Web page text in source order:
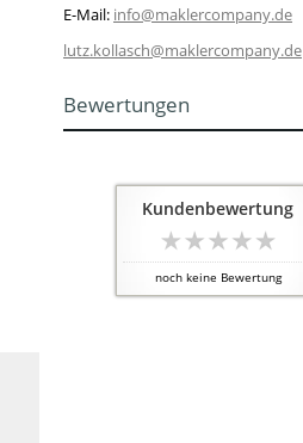
E-Mail: info@maklercompany.de
lutz.kollasch@maklercompany.de
Bewertungen
Kundenbewertung
noch keine Bewertung